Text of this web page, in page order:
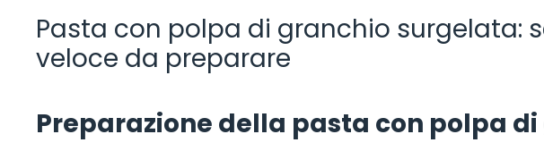
Pasta con polpa di granchio surgelata:
veloce da preparare
Preparazione della pasta con polpa